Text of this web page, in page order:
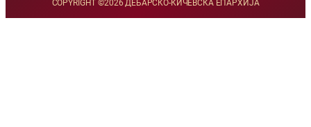
COPYRIGHT ©2026 ДЕБАРСКО-КИЧЕВСКА ЕПАРХИЈА